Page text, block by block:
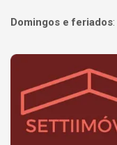
Domingos e feriados:
Página inicial